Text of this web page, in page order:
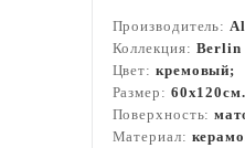
Производитель:
Коллекция: Berlin
Цвет: кремовый;
Размер: 60x120см.
Поверхность:
Материал: